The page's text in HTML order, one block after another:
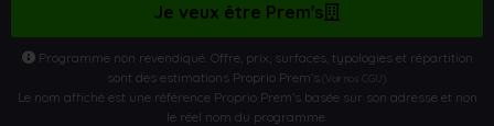
Je veux être Prem's
Programme non revendiqué. Offre, prix, surfaces, typologies et répartition
sont des estimations Proprio Prem’s(Voir nos CGU)
Le nom affiché est une référence Proprio Prem’s basée sur son adresse et non
le réel nom du programme.